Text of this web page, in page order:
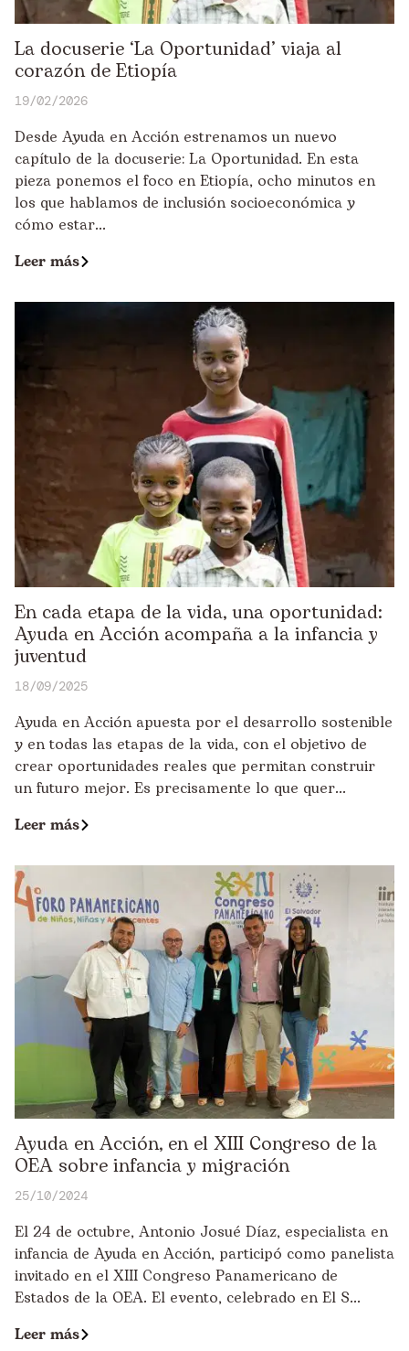
La docuserie ‘La Oportunidad’ viaja al
corazón de Etiopía
19/02/2026
Desde Ayuda en Acción estrenamos un nuevo
capítulo de la docuserie: La Oportunidad. En esta
pieza ponemos el foco en Etiopía, ocho minutos en
los que hablamos de inclusión socioeconómica y
cómo estar...
Leer más
En cada etapa de la vida, una oportunidad:
Ayuda en Acción acompaña a la infancia y
juventud
18/09/2025
Ayuda en Acción apuesta por el desarrollo sostenible
y en todas las etapas de la vida, con el objetivo de
crear oportunidades reales que permitan construir
un futuro mejor. Es precisamente lo que quer...
Leer más
Ayuda en Acción, en el XIII Congreso de la
OEA sobre infancia y migración
25/10/2024
El 24 de octubre, Antonio Josué Díaz, especialista en
infancia de Ayuda en Acción, participó como panelista
invitado en el XIII Congreso Panamericano de
Estados de la OEA. El evento, celebrado en El S...
Leer más